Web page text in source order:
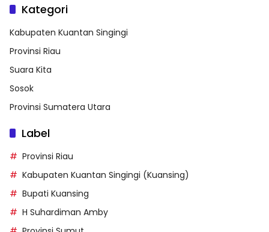
Kategori
Kabupaten Kuantan Singingi
Provinsi Riau
Suara Kita
Sosok
Provinsi Sumatera Utara
Label
Provinsi Riau
Kabupaten Kuantan Singingi (Kuansing)
Bupati Kuansing
H Suhardiman Amby